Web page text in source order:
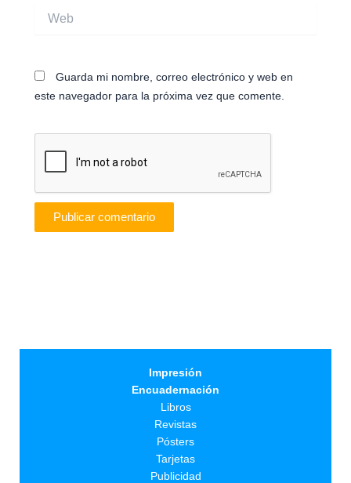
Guarda mi nombre, correo electrónico y web en
este navegador para la próxima vez que comente.
Impresión
Encuadernación
Libros
Revistas
Pósters
Tarjetas
Publicidad